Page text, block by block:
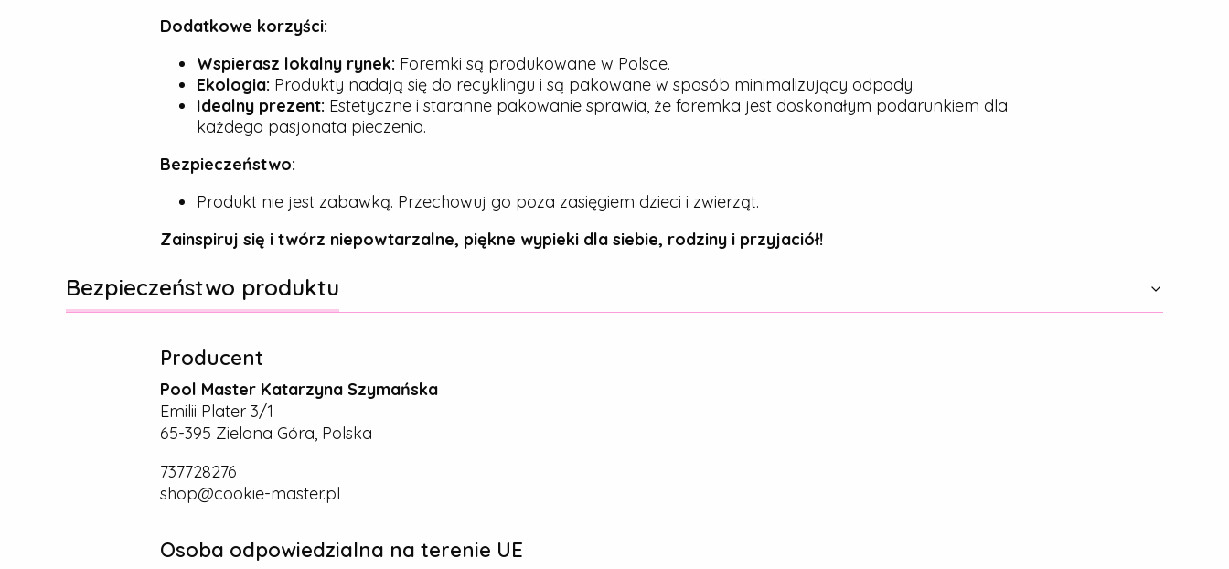
Dodatkowe korzyści:
Wspierasz lokalny rynek: Foremki są produkowane w Polsce.
Ekologia: Produkty nadają się do recyklingu i są pakowane w sposób minimalizujący odpady.
Idealny prezent: Estetyczne i staranne pakowanie sprawia, że foremka jest doskonałym podarunkiem dla
każdego pasjonata pieczenia.
Bezpieczeństwo:
Produkt nie jest zabawką. Przechowuj go poza zasięgiem dzieci i zwierząt.
Zainspiruj się i twórz niepowtarzalne, piękne wypieki dla siebie, rodziny i przyjaciół!
Bezpieczeństwo produktu
Producent
Pool Master Katarzyna Szymańska
Emilii Plater 3/1
65-395 Zielona Góra, Polska
737728276
shop@cookie-master.pl
Osoba odpowiedzialna na terenie UE